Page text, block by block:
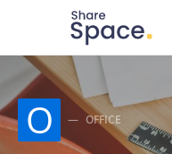
Search for:
When autocomplete
O OFFICE